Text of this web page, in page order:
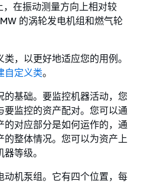
在振动测量方向上相对较
的涡轮发电机组和燃气轮
，以更好地适应您的用例。
自定义类。
的基础。要监控机器活动，您
要监控的资产配对。您可以通
的对应部分是如何运作的，通
整体情况。您可以为资产上
等级。
动机泵组。它有四个位置，每